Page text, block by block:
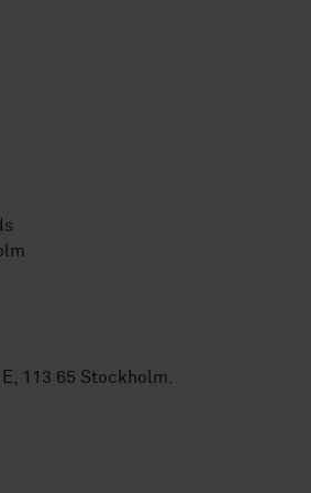
113 65 Stockholm.